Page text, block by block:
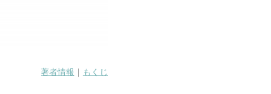
著者情報 ｜ もくじ